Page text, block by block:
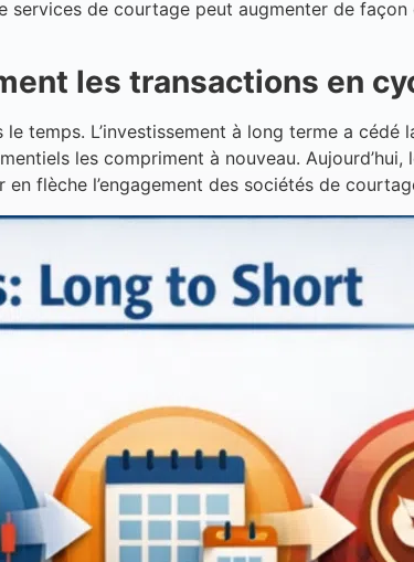
de courtage peut augmenter de
les transactions en
temps. L’investissement à long terme a
les compriment à nouveau.
flèche l’engagement des sociétés de